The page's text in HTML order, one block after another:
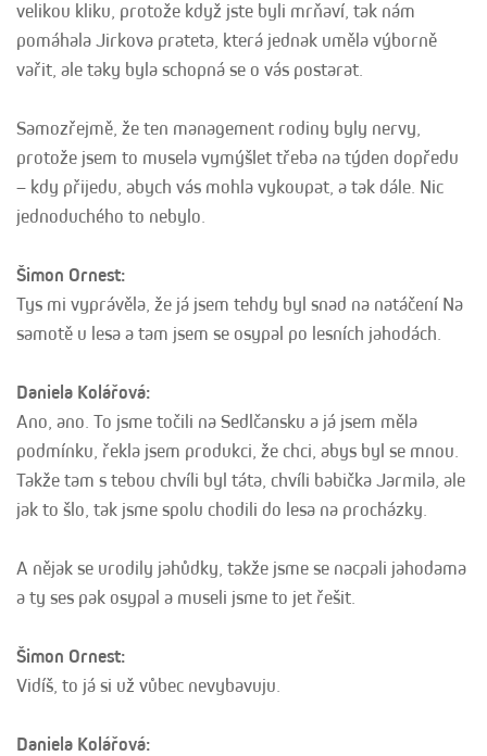
velikou kliku, protože když jste byli mrňaví, tak nám
pomáhala Jirkova prateta, která jednak uměla výborně
vařit, ale taky byla schopná se o vás postarat.
Samozřejmě, že ten management rodiny byly nervy,
protože jsem to musela vymýšlet třeba na týden dopředu
– kdy přijedu, abych vás mohla vykoupat, a tak dále. Nic
jednoduchého to nebylo.
Šimon Ornest:
Tys mi vyprávěla, že já jsem tehdy byl snad na natáčení Na
samotě u lesa a tam jsem se osypal po lesních jahodách.
Daniela Kolářová:
Ano, ano. To jsme točili na Sedlčansku a já jsem měla
podmínku, řekla jsem produkci, že chci, abys byl se mnou.
Takže tam s tebou chvíli byl táta, chvíli babička Jarmila, ale
jak to šlo, tak jsme spolu chodili do lesa na procházky.
A nějak se urodily jahůdky, takže jsme se nacpali jahodama
a ty ses pak osypal a museli jsme to jet řešit.
Šimon Ornest:
Vidíš, to já si už vůbec nevybavuju.
Daniela Kolářová: